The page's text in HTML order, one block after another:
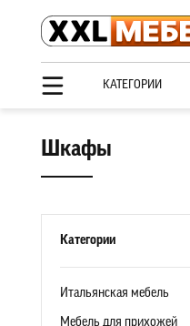
КАТЕГОРИИ
Шкафы
Категории
Итальянская мебель
Мебель для прихожей